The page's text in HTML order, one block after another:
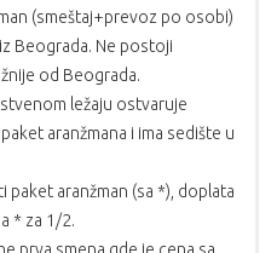
(smeštaj+prevoz po osobi)
Beograda. Ne postoji
od Beograda.
ležaju ostvaruje
aranžmana i ima sedište u
paket aranžman (sa *), doplata
* za 1/2.